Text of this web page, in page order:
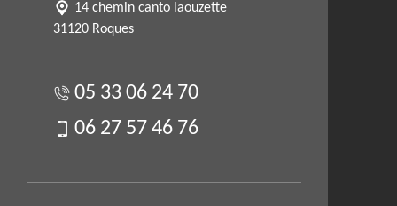
14 chemin canto laouzette
31120 Roques
05 33 06 24 70
06 27 57 46 76